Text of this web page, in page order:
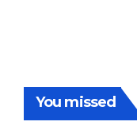
You missed